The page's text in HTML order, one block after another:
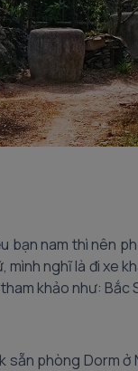
bạn nam thì nên
mình nghĩ là đi xe
khảo như: Bắc
phòng Dorm